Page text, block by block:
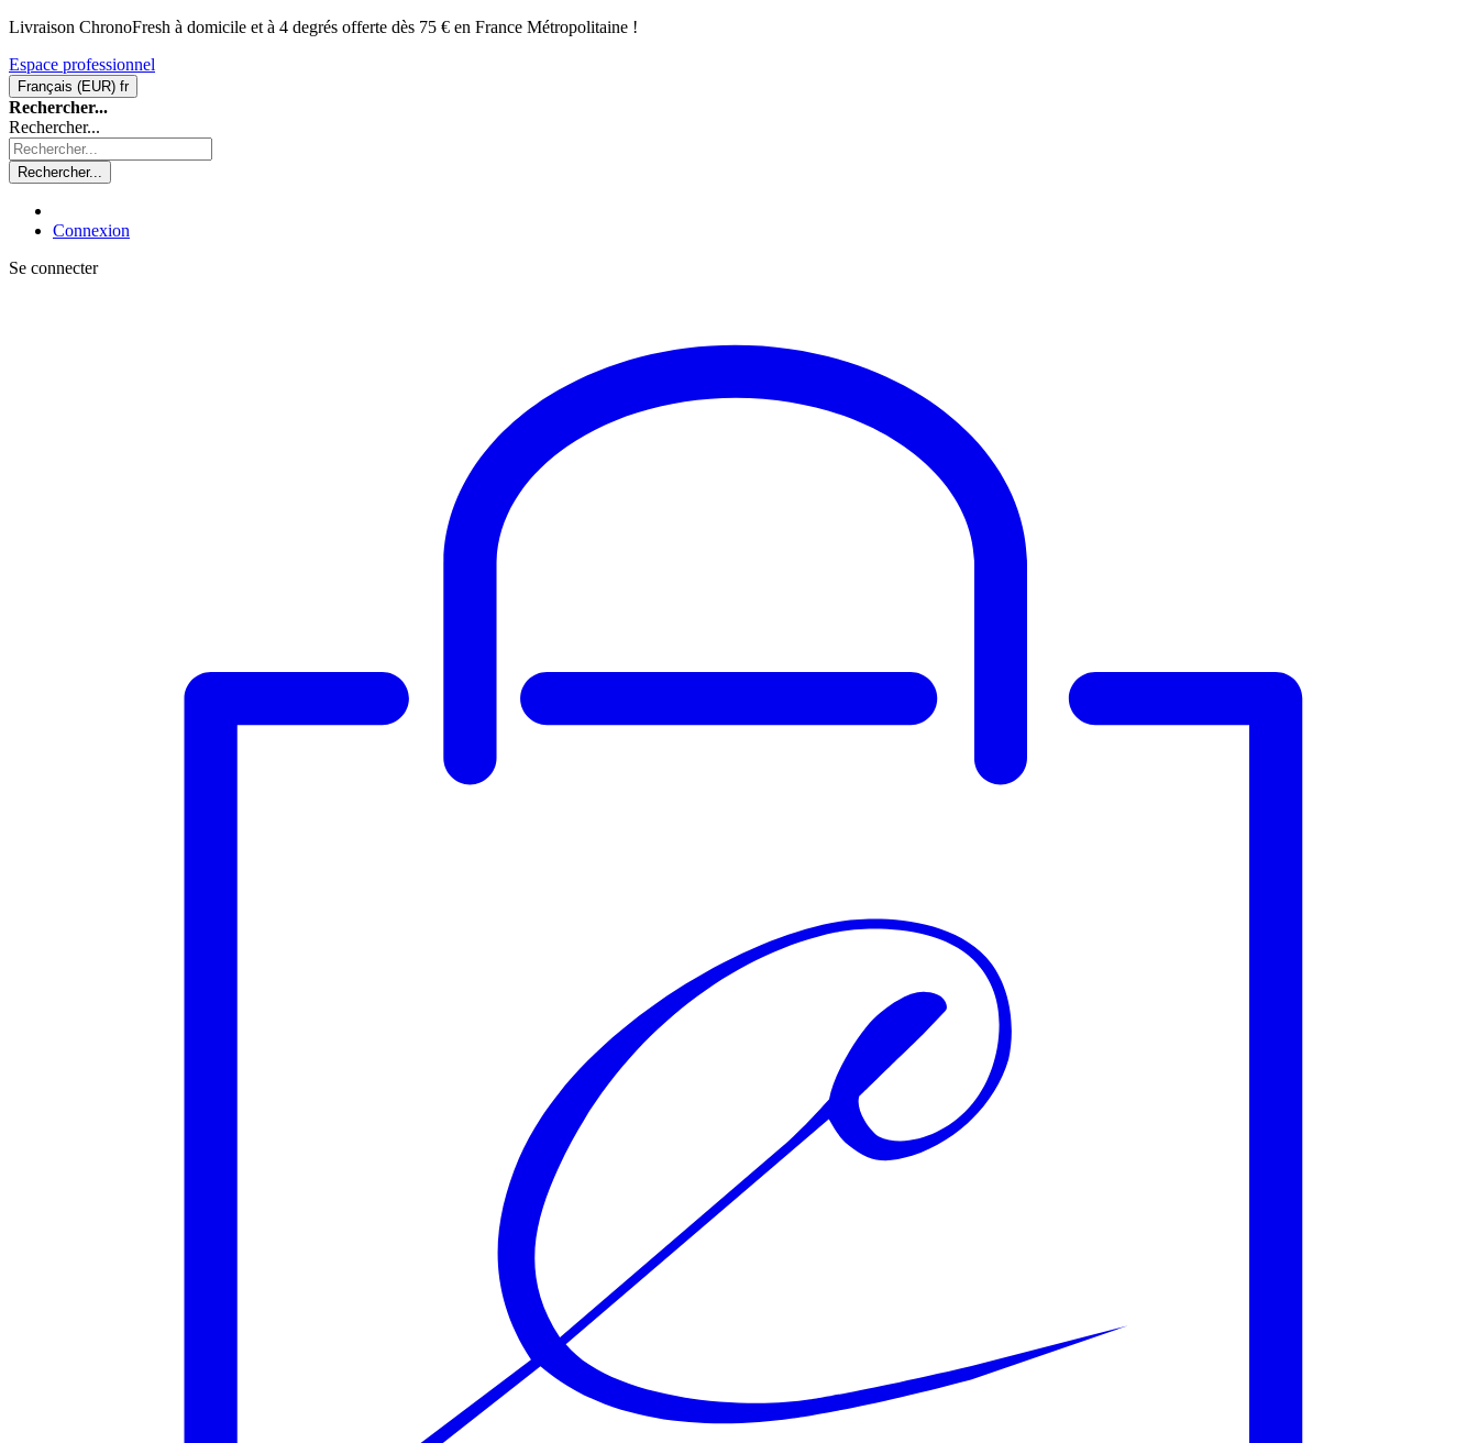
Livraison ChronoFresh à domicile et à 4 degrés offerte dès 75 € en France Métropolitaine !
Espace professionnel
Français (EUR) fr
Rechercher...
Rechercher...
Rechercher...
Connexion
Se connecter